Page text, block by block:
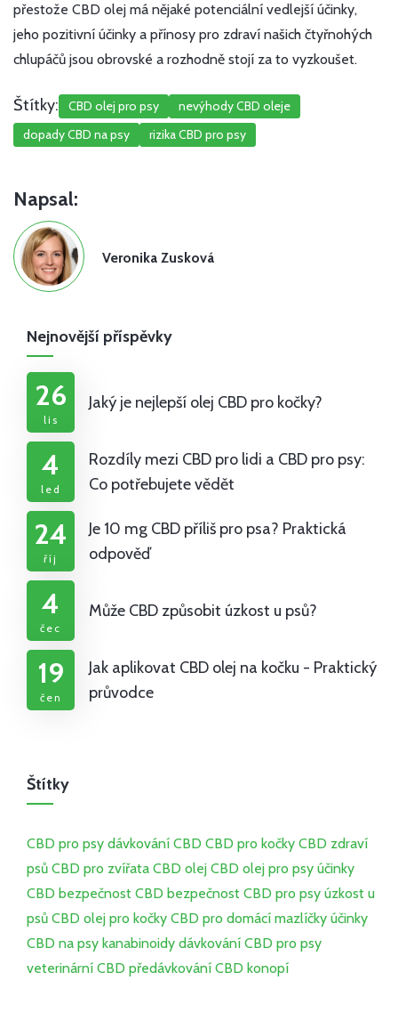
přestože CBD olej má nějaké potenciální vedlejší účinky,
jeho pozitivní účinky a přínosy pro zdraví našich čtyřnohých
chlupáčů jsou obrovské a rozhodně stojí za to vyzkoušet.
Štítky: CBD olej pro psy
nevýhody CBD oleje
dopady CBD na psy
rizika CBD pro psy
Napsal:
Veronika Zusková
Nejnovější příspěvky
26
lis
Jaký je nejlepší olej CBD pro kočky?
4
led
Rozdíly mezi CBD pro lidi a CBD pro psy:
Co potřebujete vědět
24
říj
Je 10 mg CBD příliš pro psa? Praktická
odpověď
4
čec
Může CBD způsobit úzkost u psů?
19
čen
Jak aplikovat CBD olej na kočku - Praktický
průvodce
Štítky
CBD pro psy dávkování CBD CBD pro kočky CBD zdraví
psů CBD pro zvířata CBD olej CBD olej pro psy účinky
CBD bezpečnost CBD bezpečnost CBD pro psy úzkost u
psů CBD olej pro kočky CBD pro domácí mazlíčky účinky
CBD na psy kanabinoidy dávkování CBD pro psy
veterinární CBD předávkování CBD konopí